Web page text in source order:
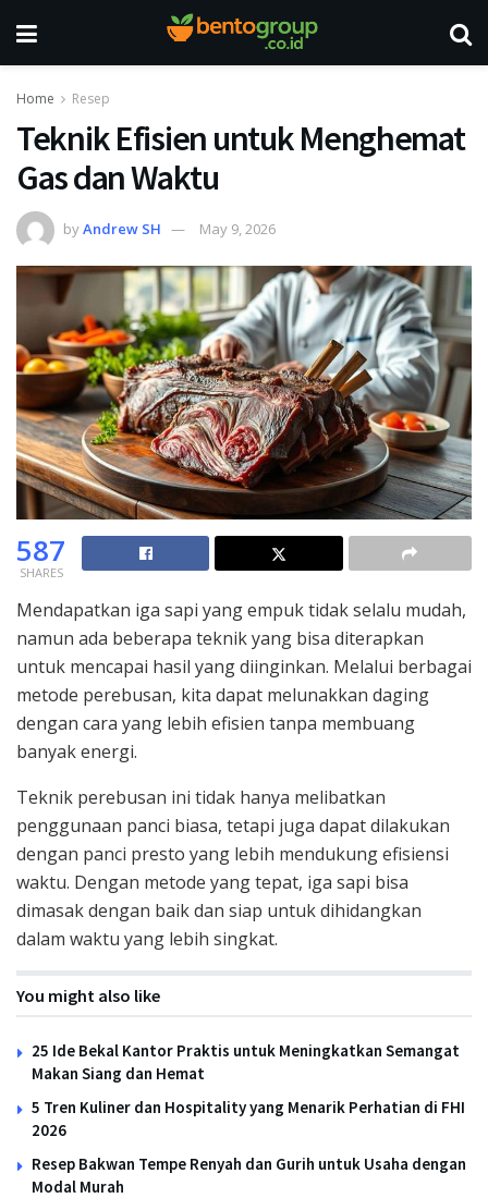
Home Resep
Teknik Efisien untuk Menghemat
Gas dan Waktu
byAndrew SH May 9, 2026
587
SHARES
Mendapatkan iga sapi yang empuk tidak selalu mudah,
namun ada beberapa teknik yang bisa diterapkan
untuk mencapai hasil yang diinginkan. Melalui berbagai
metode perebusan, kita dapat melunakkan daging
dengan cara yang lebih efisien tanpa membuang
banyak energi.
Teknik perebusan ini tidak hanya melibatkan
penggunaan panci biasa, tetapi juga dapat dilakukan
dengan panci presto yang lebih mendukung efisiensi
waktu. Dengan metode yang tepat, iga sapi bisa
dimasak dengan baik dan siap untuk dihidangkan
dalam waktu yang lebih singkat.
You might also like
25 Ide Bekal Kantor Praktis untuk Meningkatkan Semangat
Makan Siang dan Hemat
5 Tren Kuliner dan Hospitality yang Menarik Perhatian di FHI
2026
Resep Bakwan Tempe Renyah dan Gurih untuk Usaha dengan
Modal Murah